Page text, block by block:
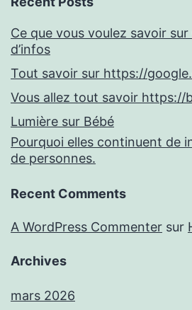
Ce que vous voulez savoir
d’infos
Tout savoir sur https://
Vous allez tout savoir https://
Lumière sur Bébé
Pourquoi elles continuent de
de personnes.
Recent Comments
A WordPress Commenter sur
Archives
mars 2026